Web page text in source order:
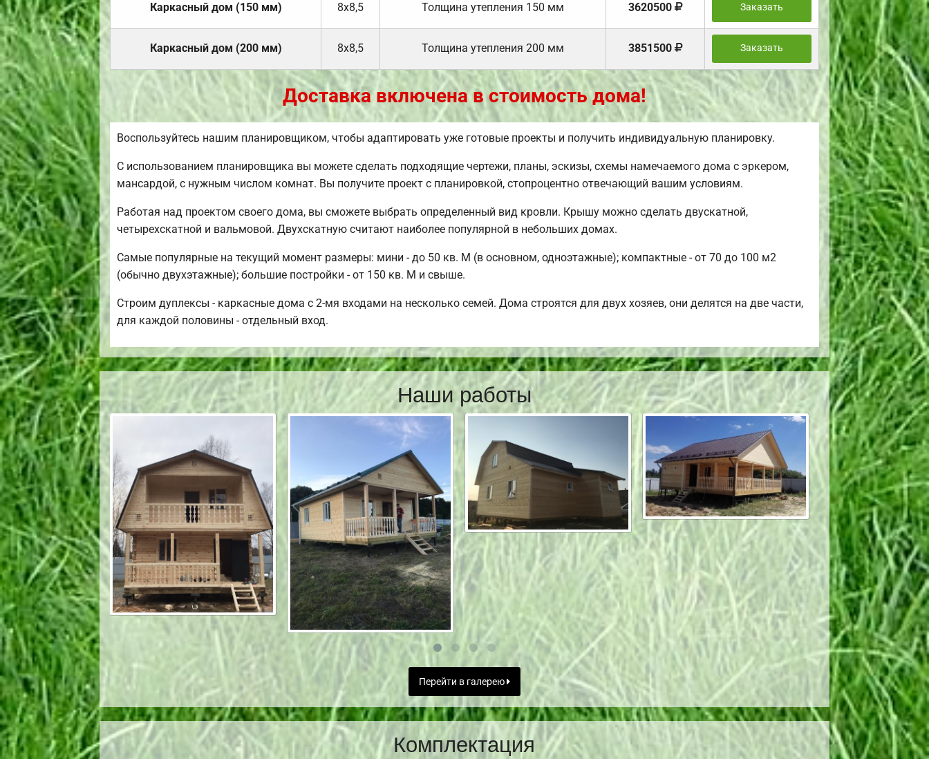
Каркасный дом (150 мм) 8х8,5 Толщина утепления 150 мм 3620500 Заказать
Каркасный дом (200 мм) 8х8,5 Толщина утепления 200 мм 3851500 Заказать
Доставка включена в стоимость дома!
Воспользуйтесь нашим планировщиком, чтобы адаптировать уже готовые проекты и получить индивидуальную планировку.
С использованием планировщика вы можете сделать подходящие чертежи, планы, эскизы, схемы намечаемого дома с эркером,
мансардой, с нужным числом комнат. Вы получите проект с планировкой, стопроцентно отвечающий вашим условиям.
Работая над проектом своего дома, вы сможете выбрать определенный вид кровли. Крышу можно сделать двускатной,
четырехскатной и вальмовой. Двухскатную считают наиболее популярной в небольших домах.
Самые популярные на текущий момент размеры: мини - до 50 кв. М (в основном, одноэтажные); компактные - от 70 до 100 м2
(обычно двухэтажные); большие постройки - от 150 кв. М и свыше.
Строим дуплексы - каркасные дома с 2-мя входами на несколько семей. Дома строятся для двух хозяев, они делятся на две части,
для каждой половины - отдельный вход.
Наши работы
Перейти в галерею
Комплектация